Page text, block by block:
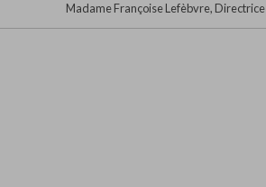
Madame Françoise Lefèbvre, Directrice